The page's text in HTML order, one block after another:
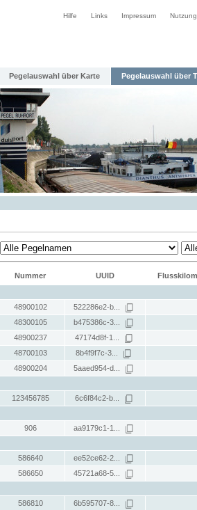
Hilfe Links Impressum
Pegelauswahl über Karte Pegelauswahl über
Nummer UUID
48900102 522286e2-b...
48300105 b475386c-3...
48900237 47174d8f-1...
48700103 8b4f9f7c-3...
48900204 5aaed954-d...
123456785 6c6f84c2-b...
906 aa9179c1-1...
586640 ee52ce62-2...
586650 45721a68-5...
586810 6b595707-8...